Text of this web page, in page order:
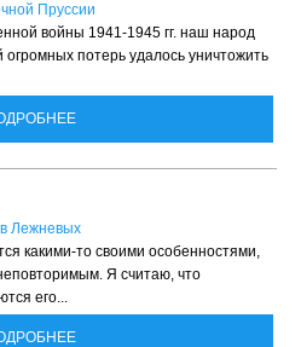
Пруссии
войны 1941-1945 гг. наш народ
огромных потерь удалось уничтожить
Лежневых
какими-то своими особенностями,
Я считаю, что
его...